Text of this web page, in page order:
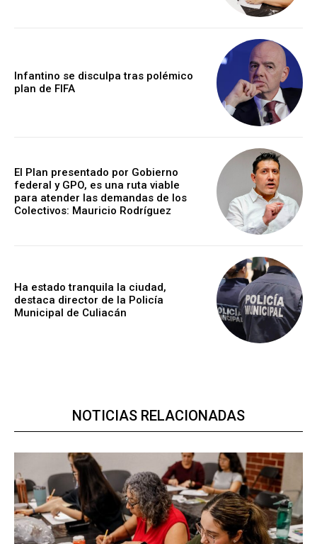
Infantino se disculpa tras polémico
plan de FIFA
El Plan presentado por Gobierno
federal y GPO, es una ruta viable
para atender las demandas de los
Colectivos: Mauricio Rodríguez
Ha estado tranquila la ciudad,
destaca director de la Policía
Municipal de Culiacán
NOTICIAS RELACIONADAS